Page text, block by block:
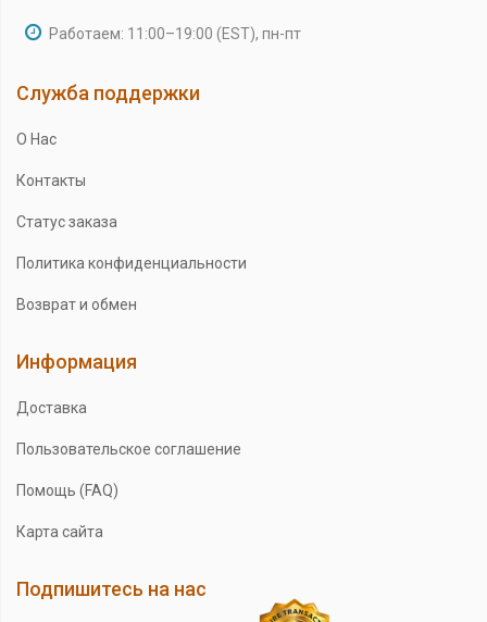
Работаем: 11:00–19:00 (EST), пн-пт
Служба поддержки
О Нас
Контакты
Статус заказа
Политика конфиденциальности
Возврат и обмен
Информация
Доставка
Пользовательское соглашение
Помощь (FAQ)
Карта сайта
Подпишитесь на нас